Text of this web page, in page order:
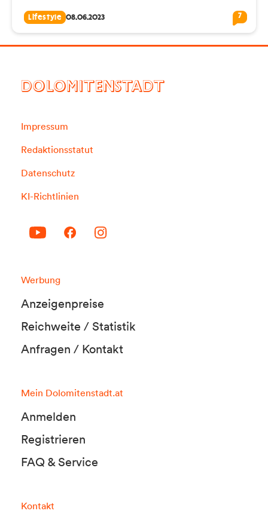
Lifestyle 08.06.2023 7
DOLOMITENSTADT
Impressum
Redaktionsstatut
Datenschutz
KI-Richtlinien
Werbung
Anzeigenpreise
Reichweite / Statistik
Anfragen / Kontakt
Mein Dolomitenstadt.at
Anmelden
Registrieren
FAQ & Service
Kontakt